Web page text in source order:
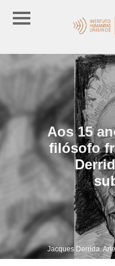
Aos 15
filósofo
Jacques Derrida.